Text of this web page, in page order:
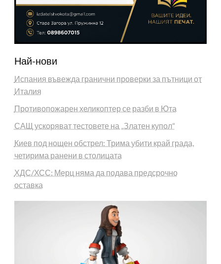
Най-нови
Испания въвежда гранични проверки за пътници от
Италия
Противопожарен хеликоптер се разби в Юта
САЩ ускоряват тестовете на „Златен купол“
Киев под нощен обстрел: Трима убити край града,
четирима ранени в столицата
ХДС/ХСС: Мерц няма да подава предсрочно
оставка